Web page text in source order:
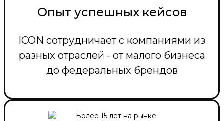
Опыт успешных кейсов
ICON сотрудничает с компаниями из
разных отраслей - от малого бизнеса
до федеральных брендов